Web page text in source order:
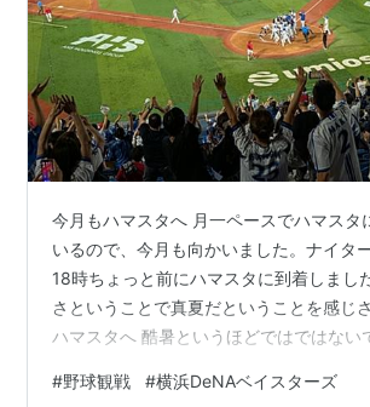
今月もハマスタへ 月一ペースでハマスタ
いるので、今月も向かいました。ナイタ
18時ちょっと前にハマスタに到着しまし
さということで真夏だということを感じ
ハマスタへ 酷暑というほどではではない
た。 もみもみフラッペ抹茶 いつもは湘南
#野球観戦 #横浜DeNAベイスターズ